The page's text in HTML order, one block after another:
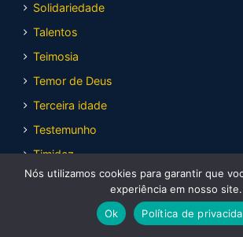
Solidariedade
Talentos
Teimosia
Temor de Deus
Terceira idade
Testemunho
Timidez
Traição
Tranquilidade
Transformação
Nós utilizamos cookies para garantir que
experiência em nosso site.
Ok
Política de